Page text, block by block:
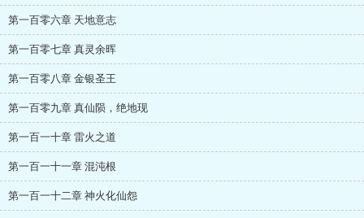
第一百零六章 天地意志
第一百零七章 真灵余晖
第一百零八章 金银圣王
第一百零九章 真仙陨，绝地现
第一百一十章 雷火之道
第一百一十一章 混沌根
第一百一十二章 神火化仙怨